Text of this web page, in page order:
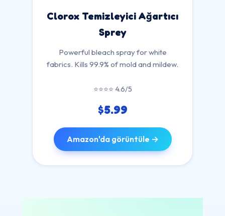
Clorox Temizleyici Ağartıcı
Sprey
Powerful bleach spray for white
fabrics. Kills 99.9% of mold and mildew.
⭐⭐⭐⭐ 4.6/5
$5.99
Amazon'da görüntüle →